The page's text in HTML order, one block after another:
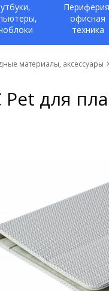
офисная
техника
материалы, аксессуары
Pet для